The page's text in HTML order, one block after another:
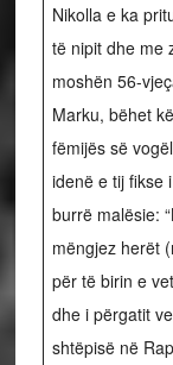
Nikolla e ka
të nipit dhe me
moshën 56-
Marku, bëhet
fëmijës së
idenë e tij fikse
burrë malësie:
mëngjez herët
për të birin e
dhe i përgatit
shtëpisë në